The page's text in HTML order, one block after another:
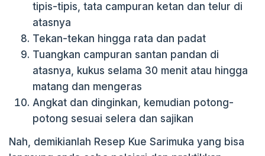
tipis-tipis, tata campuran ketan dan telur di
atasnya
Tekan-tekan hingga rata dan padat
Tuangkan campuran santan pandan di
atasnya, kukus selama 30 menit atau hingga
matang dan mengeras
Angkat dan dinginkan, kemudian potong-
potong sesuai selera dan sajikan
Nah, demikianlah Resep Kue Sarimuka yang bisa